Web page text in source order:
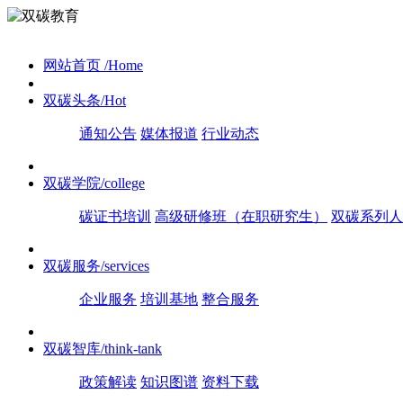
网站首页 /Home
双碳头条/Hot
通知公告 媒体报道 行业动态
双碳学院/college
碳证书培训 高级研修班（在职研究生） 双碳系列
双碳服务/services
企业服务 培训基地 整合服务
双碳智库/think-tank
政策解读 知识图谱 资料下载